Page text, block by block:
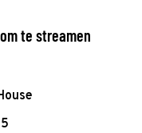
te streamen